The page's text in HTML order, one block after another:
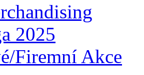
2025
Firemní Akce